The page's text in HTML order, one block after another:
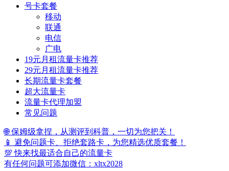
号卡套餐
移动
联通
电信
广电
19元月租流量卡推荐
29元月租流量卡推荐
长期流量卡套餐
超大流量卡
流量卡代理加盟
常见问题
🌐 保姆级拿捏，从测评到科普，一切为您把关！
📱 避免问题卡、拒绝套路卡，为您精选优质套餐！
💯 快来找最适合自己的流量卡
有任何问题可添加微信：xltx2028